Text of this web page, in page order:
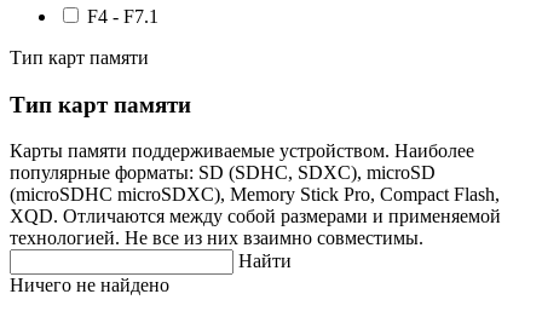
F4 - F7.1
Тип карт памяти
Тип карт памяти
Карты памяти поддерживаемые устройством. Наиболее
популярные форматы: SD (SDHC, SDXC), microSD
(microSDHC microSDXC), Memory Stick Pro, Compact Flash,
XQD. Отличаются между собой размерами и применяемой
технологией. Не все из них взаимно совместимы.
Найти
Ничего не найдено